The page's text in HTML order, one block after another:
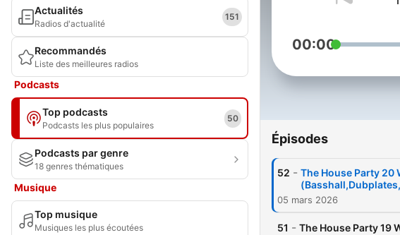
Actualités
Radios d'actualité
151
Recommandés
Liste des meilleures radios
Podcasts
Top podcasts
Podcasts les plus populaires
50
Podcasts par genre
18 genres thématiques
Musique
Top musique
Musiques les plus écoutées
00:00
Épisodes
52 - The House Party 20
05 mars 2026
51 - The House Party 19